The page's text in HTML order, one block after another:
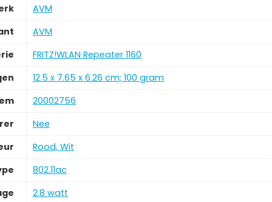
‎AVM
‎AVM
‎FRITZ!WLAN Repeater 1160
‎12.5 x 7.65 x 6.26 cm; 100 gram
‎20002756
‎Nee
‎Rood, Wit
‎802.11ac
‎2.8 watt